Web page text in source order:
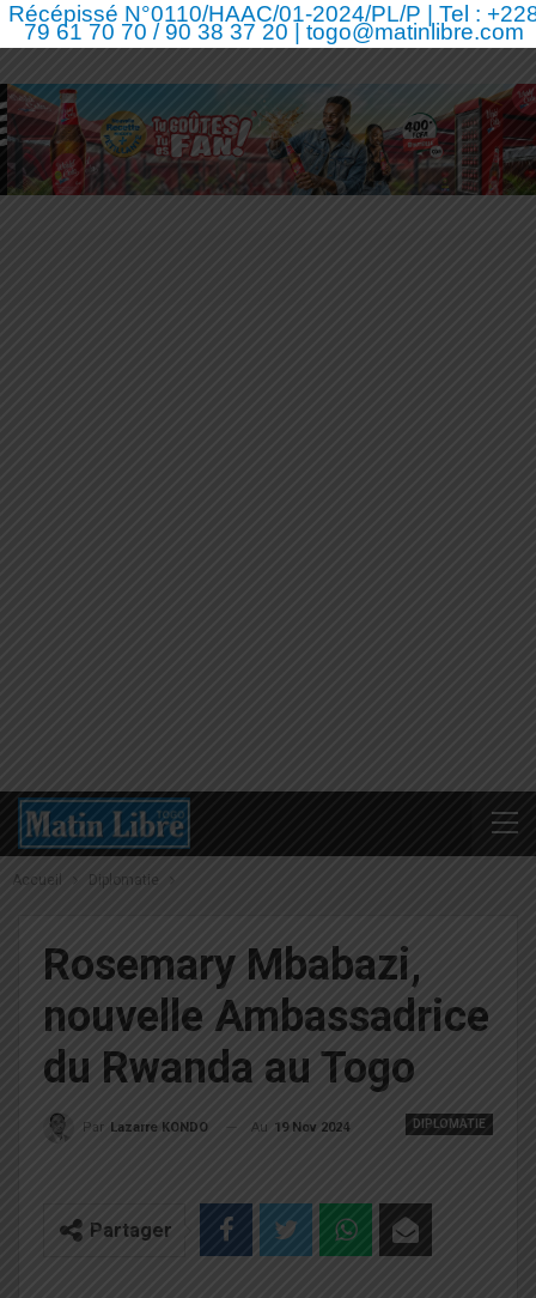
Récépissé N°0110/HAAC/01-2024/PL/P | Tel :
79 61 70 70 / 90 38 37 20 | togo@matinlibre.com
Accueil Diplomatie
Rosemary Mbabazi,
nouvelle Ambassadrice
du Rwanda au Togo
DIPLOMATIE
Par Lazarre KONDO Au 19 Nov 2024
Partager